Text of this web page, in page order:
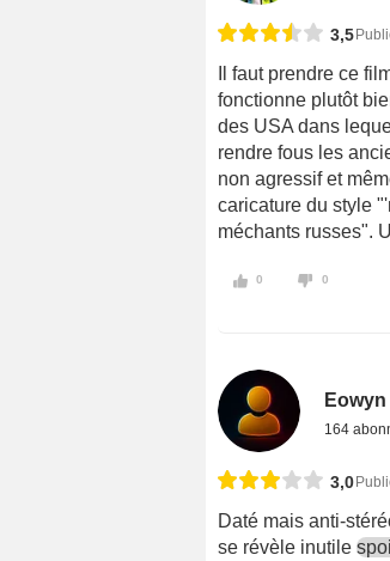
3,5
Il faut prendre ce
fonctionne plutôt
des USA dans
rendre fous les
non agressif et
caricature du style
méchants russes".
0 0
164
3,0
Daté mais anti-
se révèle inutile